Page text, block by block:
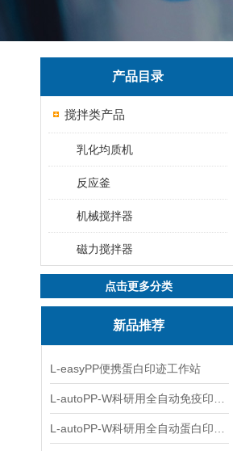
产品目录
搅拌类产品
乳化均质机
反应釜
机械搅拌器
磁力搅拌器
点击更多分类
新品推荐
L-easyPP便携蛋白印迹工作站